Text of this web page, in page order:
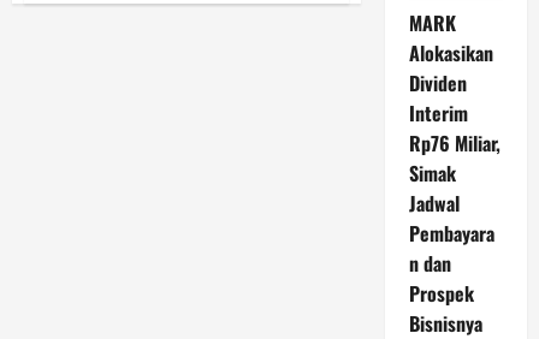
Yamaha
MARK
Alokasikan
Dividen
Interim
Rp76 Miliar,
Simak
Jadwal
Pembayara
n dan
Prospek
Bisnisnya